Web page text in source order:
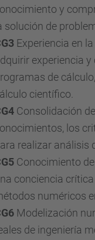
y
solución de
Experiencia en
experiencia
de
científico.
Consolidación
los
realizar análisis
Conocimiento
conciencia
numéricos
Modelización
de ingeniería